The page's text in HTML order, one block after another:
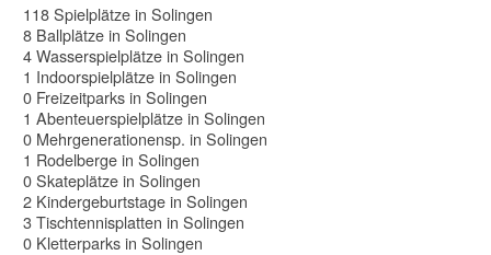
118 Spielplätze in Solingen
8 Ballplätze in Solingen
4 Wasserspielplätze in Solingen
1 Indoorspielplätze in Solingen
0 Freizeitparks in Solingen
1 Abenteuerspielplätze in Solingen
0 Mehrgenerationensp. in Solingen
1 Rodelberge in Solingen
0 Skateplätze in Solingen
2 Kindergeburtstage in Solingen
3 Tischtennisplatten in Solingen
0 Kletterparks in Solingen